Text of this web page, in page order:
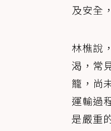
及安全
林樵說
渴，常
籠，尚
運輸過
是嚴重